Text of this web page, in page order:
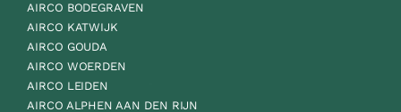
AIRCO BODEGRAVEN
AIRCO KATWIJK
AIRCO GOUDA
AIRCO WOERDEN
AIRCO LEIDEN
AIRCO ALPHEN AAN DEN RIJN